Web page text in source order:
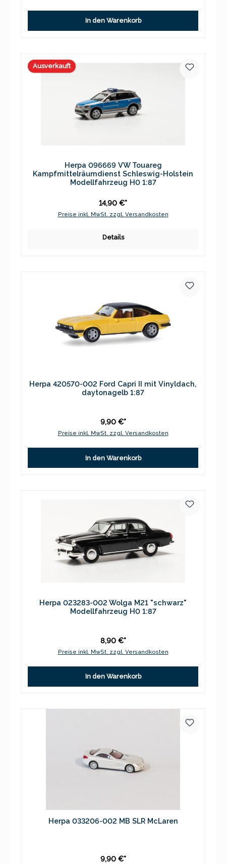
In den Warenkorb
Ausverkauft
Herpa 096669 VW Touareg
Kampfmittelräumdienst Schleswig-Holstein
Modellfahrzeug H0 1:87
14,90 €*
Preise inkl. MwSt. zzgl. Versandkosten
Details
Herpa 420570-002 Ford Capri II mit Vinyldach,
daytonagelb 1:87
9,90 €*
Preise inkl. MwSt. zzgl. Versandkosten
In den Warenkorb
Herpa 023283-002 Wolga M21 "schwarz"
Modellfahrzeug H0 1:87
8,90 €*
Preise inkl. MwSt. zzgl. Versandkosten
In den Warenkorb
Herpa 033206-002 MB SLR McLaren
9,90 €*